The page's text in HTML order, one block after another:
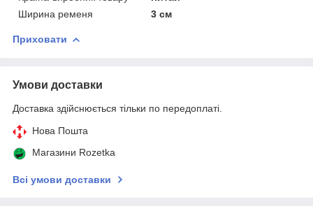
Ширина ременя
3 см
Приховати
Умови доставки
Доставка здійснюється тільки по передоплаті.
Нова Пошта
Магазини Rozetka
Всі умови доставки